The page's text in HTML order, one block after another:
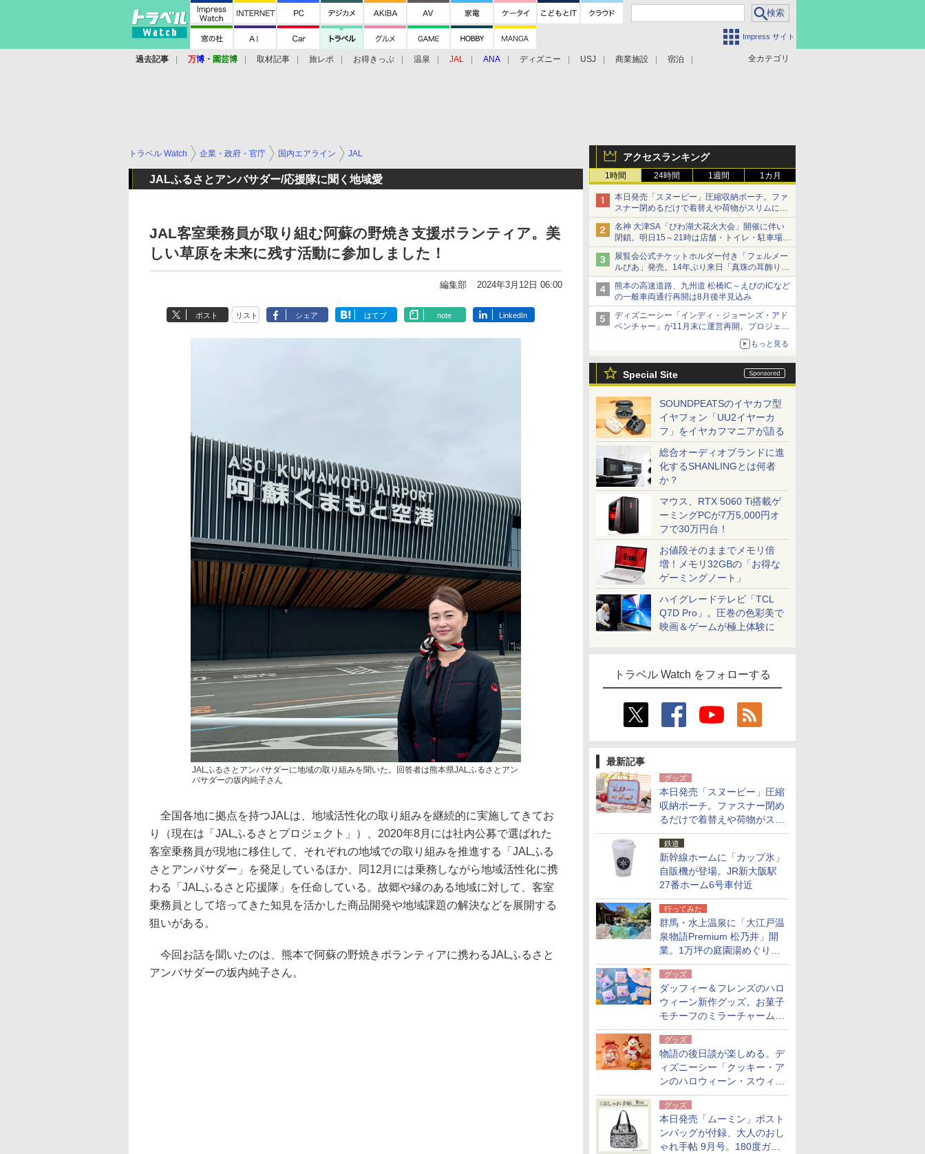
Impress サイト
全カテゴリ
過去記事 万博 ・ 園芸博 取材記事 旅レポ お得きっぷ 温泉 JAL ANA ディズニー USJ 商業施設 宿泊
アクセスランキング
1時間 24時間 1週間 1カ月
本日発売「スヌーピー」圧縮収納ポーチ。ファ
スナー閉めるだけで着替えや荷物がスリムにま
とまる
名神 大津SA「びわ湖大花火大会」開催に伴い
閉鎖。明日15～21時は店舗・トイレ・駐車場の
利用不可
展覧会公式チケットホルダー付き「フェルメー
ルぴあ」発売。14年ぶり来日「真珠の耳飾りの
少女」ほか37作品のガイド
熊本の高速道路、九州道 松橋IC～えびのICなど
の一般車両通行再開は8月後半見込み
ディズニーシー「インディ・ジョーンズ・アド
ベンチャー」が11月末に運営再開。プロジェク
ションマッピングを追加、DPAは1500円
もっと見る
Special Site
SOUNDPEATSのイヤカフ型
イヤフォン「UU2イヤーカ
フ」をイヤカフマニアが語る
総合オーディオブランドに進
化するSHANLINGとは何者
か？
マウス、RTX 5060 Ti搭載ゲ
ーミングPCが7万5,000円オ
フで30万円台！
お値段そのままでメモリ倍
増！メモリ32GBの「お得な
ゲーミングノート」
ハイグレードテレビ「TCL
Q7D Pro」。圧巻の色彩美で
映画＆ゲームが極上体験に
トラベル Watch をフォローする
最新記事
グッズ
本日発売「スヌーピー」圧縮
収納ポーチ。ファスナー閉め
るだけで着替えや荷物がスリ
ムにまとまる
鉄道
新幹線ホームに「カップ氷」
自販機が登場。JR新大阪駅
27番ホーム6号車付近
行ってみた
群馬・水上温泉に「大江戸温
泉物語Premium 松乃井」開
業。1万坪の庭園湯めぐり＆
豪華バイキングを体験してき
た！
グッズ
ダッフィー＆フレンズのハロ
ウィーン新作グッズ。お菓子
モチーフのミラーチャーム/
デザインポーチほか
グッズ
物語の後日談が楽しめる。デ
ィズニーシー「クッキー・ア
ンのハロウィーン・スウィー
トサプライズ」限定グッズ公
開グッズ
本日発売「ムーミン」ボスト
ンバッグが付録、大人のおし
ゃれ手帖 9月号。180度ガバ
トラベル Watch 企業・政府・官庁 国内エアライン JAL
JALふるさとアンバサダー/応援隊に聞く地域愛
JAL客室乗務員が取り組む阿蘇の野焼き支援ボランティア。美
しい草原を未来に残す活動に参加しました！
編集部 2024年3月12日 06:00
ポスト リスト シェア はてブ note LinkedIn
JALふるさとアンバサダーに地域の取り組みを聞いた。回答者は熊本県JALふるさとアン
バサダーの坂内純子さん
全国各地に拠点を持つJALは、地域活性化の取り組みを継続的に実施してきてお
り（現在は「JALふるさとプロジェクト」）、2020年8月には社内公募で選ばれた
客室乗務員が現地に移住して、それぞれの地域での取り組みを推進する「JALふる
さとアンバサダー」を発足しているほか、同12月には乗務しながら地域活性化に携
わる「JALふるさと応援隊」を任命している。故郷や縁のある地域に対して、客室
乗務員として培ってきた知見を活かした商品開発や地域課題の解決などを展開する
狙いがある。
今回お話を聞いたのは、熊本で阿蘇の野焼きボランティアに携わるJALふるさと
アンバサダーの坂内純子さん。